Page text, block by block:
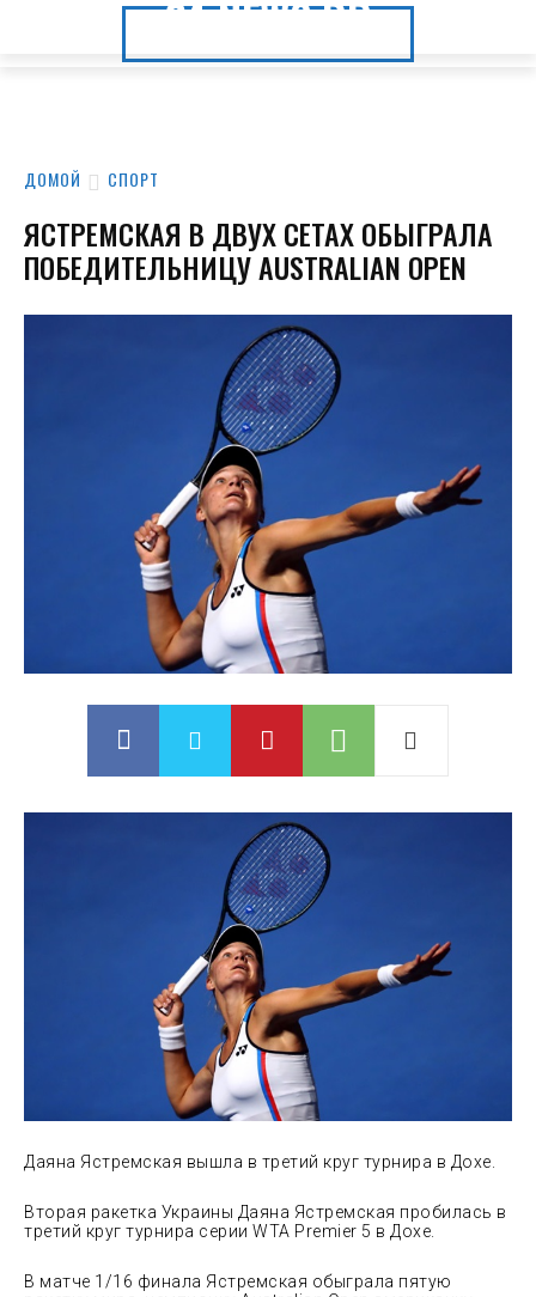
24.NEWS.DP
24.NEWS.DP
ДОМОЙ СПОРТ
ЯСТРЕМСКАЯ В ДВУХ СЕТАХ ОБЫГРАЛА
ПОБЕДИТЕЛЬНИЦУ AUSTRALIAN OPEN
Даяна Ястремская вышла в третий круг турнира в Дохе.
Вторая ракетка Украины Даяна Ястремская пробилась в
третий круг турнира серии WTA Premier 5 в Дохе.
В матче 1/16 финала Ястремская обыграла пятую